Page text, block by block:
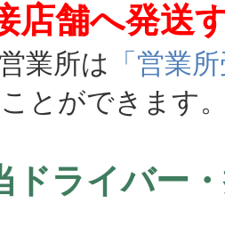
店舗へ発送
所は 「営業
とができます
ドライバー